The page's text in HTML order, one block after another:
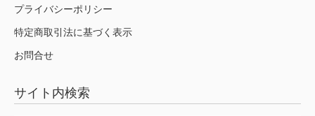
プライバシーポリシー
特定商取引法に基づく表示
お問合せ
サイト内検索